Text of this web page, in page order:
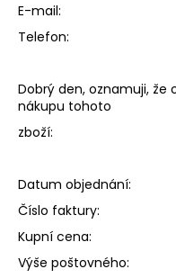
E-mail:
Telefon:
Dobrý den, oznamuji, že
nákupu tohoto
zboží:
Datum objednání:
Číslo faktury:
Kupní cena:
Výše poštovného:
D
o
r
u
j
e
m